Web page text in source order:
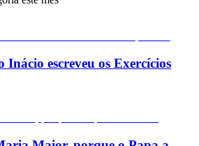
Inácio escreveu os Exercícios